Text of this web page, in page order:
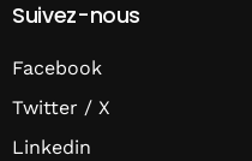
Suivez-nous
Facebook
Twitter / X
Linkedin